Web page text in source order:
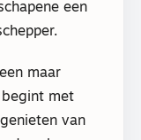
een
maar
begint met
van